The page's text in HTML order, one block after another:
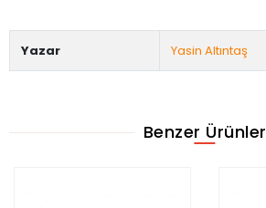
Yazar Yasin Altıntaş
Benzer Ürünler